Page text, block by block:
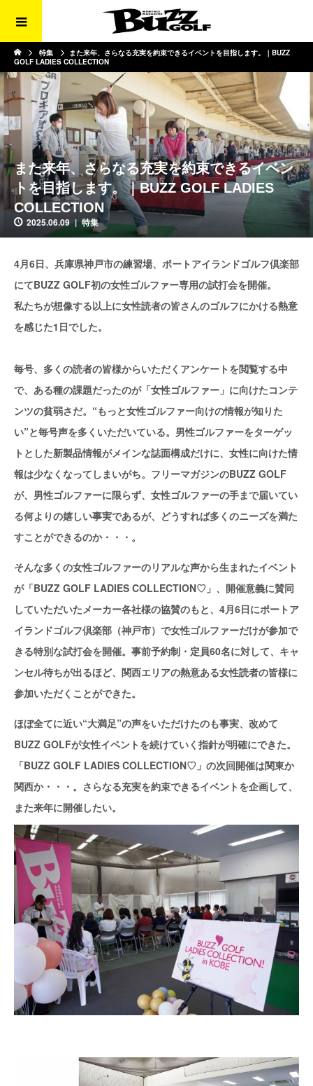
特集
また来年、さらなる充実を約束できるイベントを目指します。｜BUZZ
GOLF LADIES COLLECTION
また来年、さらなる充実を約束できるイベン
トを目指します。｜BUZZ GOLF LADIES
COLLECTION
2025.06.09 特集
4月6日、兵庫県神戸市の練習場、ポートアイランドゴルフ倶楽部
にてBUZZ GOLF初の女性ゴルファー専用の試打会を開催。
私たちが想像する以上に女性読者の皆さんのゴルフにかける熱意
を感じた1日でした。
毎号、多くの読者の皆様からいただくアンケートを閲覧する中
で、ある種の課題だったのが「女性ゴルファー」に向けたコンテ
ンツの貧弱さだ。“もっと女性ゴルファー向けの情報が知りた
い”と毎号声を多くいただいている。男性ゴルファーをターゲッ
トとした新製品情報がメインな誌面構成だけに、女性に向けた情
報は少なくなってしまいがち。フリーマガジンのBUZZ GOLF
が、男性ゴルファーに限らず、女性ゴルファーの手まで届いてい
る何よりの嬉しい事実であるが、どうすれば多くのニーズを満た
すことができるのか・・・。
そんな多くの女性ゴルファーのリアルな声から生まれたイベント
が「BUZZ GOLF LADIES COLLECTION♡」、開催意義に賛同
していただいたメーカー各社様の協賛のもと、4月6日にポートア
イランドゴルフ倶楽部（神戸市）で女性ゴルファーだけが参加で
きる特別な試打会を開催。事前予約制・定員60名に対して、キャ
ンセル待ちが出るほど、関西エリアの熱意ある女性読者の皆様に
参加いただくことができた。
ほぼ全てに近い“大満足”の声をいただけたのも事実、改めて
BUZZ GOLFが女性イベントを続けていく指針が明確にできた。
「BUZZ GOLF LADIES COLLECTION♡」の次回開催は関東か
関西か・・・。さらなる充実を約束できるイベントを企画して、
また来年に開催したい。